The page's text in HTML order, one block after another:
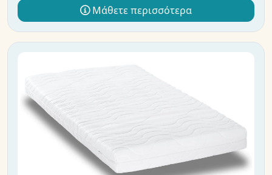
Μάθετε περισσότερα